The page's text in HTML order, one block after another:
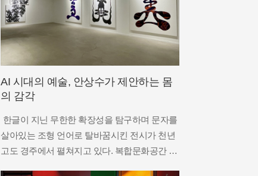
AI 시대의 예술, 안상수가 제안하는 몸
의 감각
한글이 지닌 무한한 확장성을 탐구하며 문자를
살아있는 조형 언어로 탈바꿈시킨 전시가 천년
고도 경주에서 펼쳐지고 있다. 복합문화공간 플